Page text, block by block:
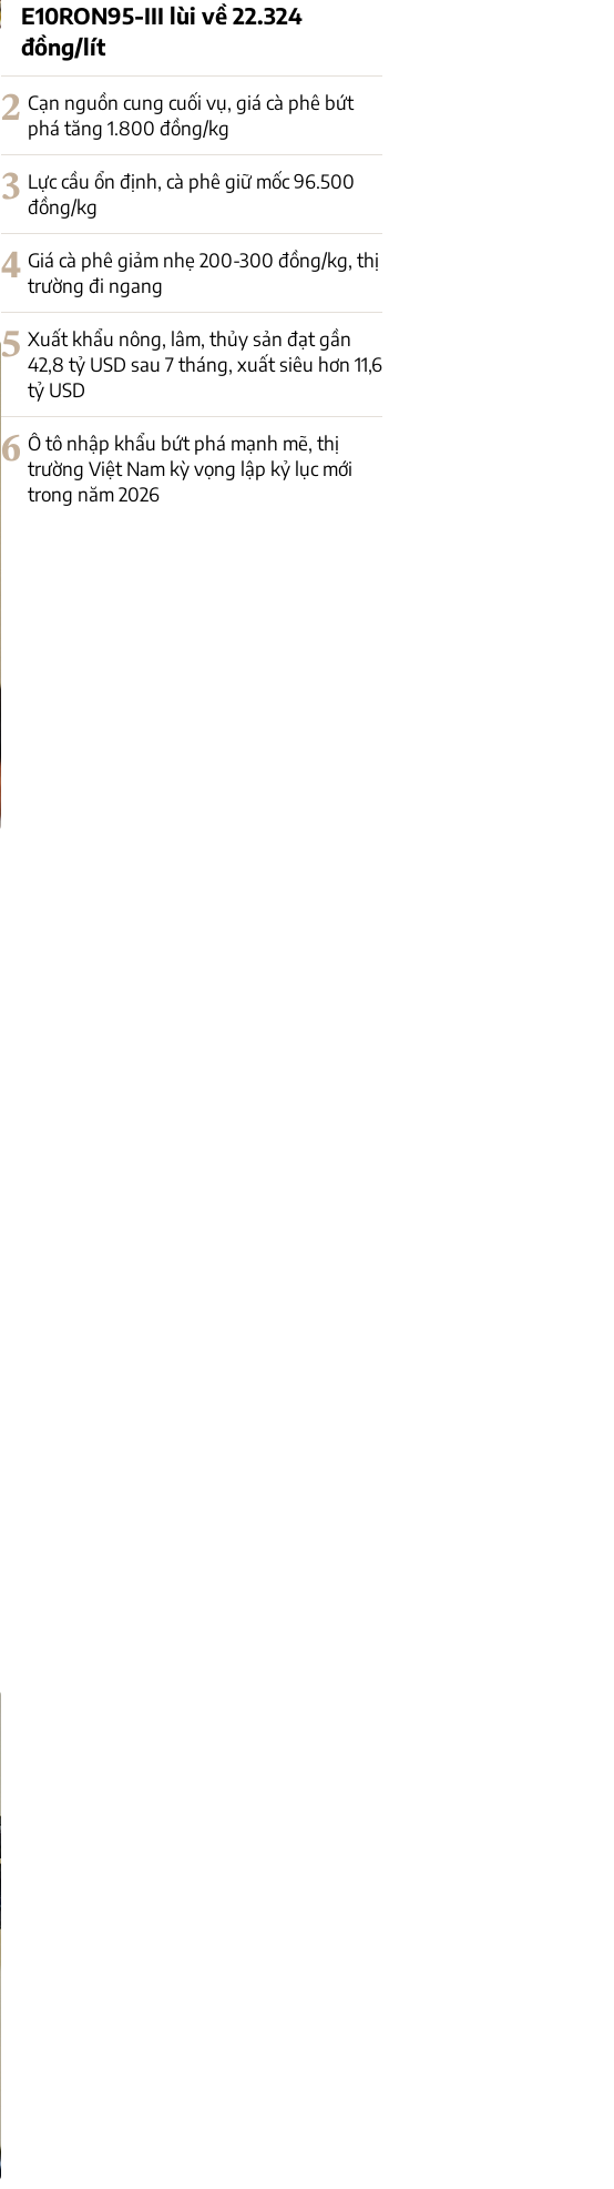
E10RON95-III lùi về 22.324
đồng/lít
2 Cạn nguồn cung cuối vụ, giá cà phê bứt
phá tăng 1.800 đồng/kg
3 Lực cầu ổn định, cà phê giữ mốc 96.500
đồng/kg
4 Giá cà phê giảm nhẹ 200-300 đồng/kg, thị
trường đi ngang
5 Xuất khẩu nông, lâm, thủy sản đạt gần
42,8 tỷ USD sau 7 tháng, xuất siêu hơn 11,6
tỷ USD
6 Ô tô nhập khẩu bứt phá mạnh mẽ, thị
trường Việt Nam kỳ vọng lập kỷ lục mới
trong năm 2026